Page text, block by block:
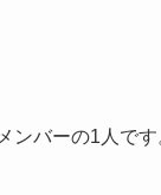
ンバーの1人で